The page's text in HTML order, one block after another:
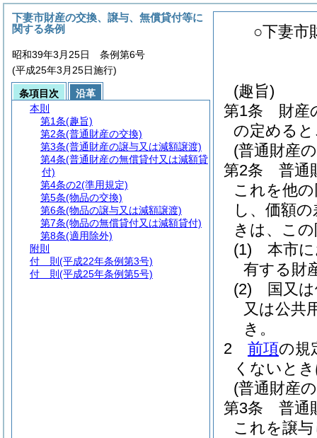
○下妻市
(趣旨)
第1条
財産
の定める
(普通財産
第2条
普通
これを他
し、価額
きは、こ
(1)
本市
有する財
(2)
国又
又は公共
き。
2
前項の規
くないと
(普通財産
第3条
普通
これを譲
下妻市財産の交換、譲与、無償貸付等に
関する条例
昭和39年3月25日 条例第6号
(平成25年3月25日施行)
条項目次
沿革
本則
第1条(趣旨)
第2条(普通財産の交換)
第3条(普通財産の譲与又は減額譲渡)
第4条(普通財産の無償貸付又は減額貸
付)
第4条の2(準用規定)
第5条(物品の交換)
第6条(物品の譲与又は減額譲渡)
第7条(物品の無償貸付又は減額貸付)
第8条(適用除外)
附則
付 則 (平成22年条例第3号)
付 則 (平成25年条例第5号)